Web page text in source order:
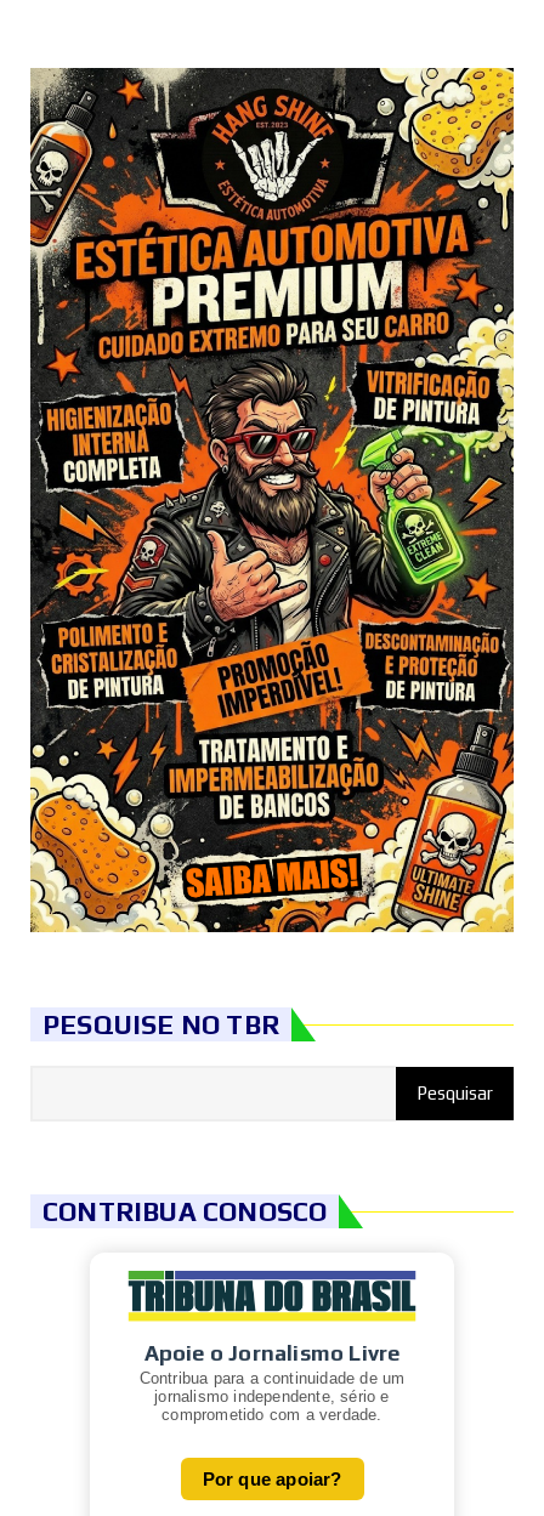
PESQUISE NO TBR
CONTRIBUA CONOSCO
Apoie o Jornalismo Livre
Contribua para a continuidade de um
jornalismo independente, sério e
comprometido com a verdade.
Por que apoiar?